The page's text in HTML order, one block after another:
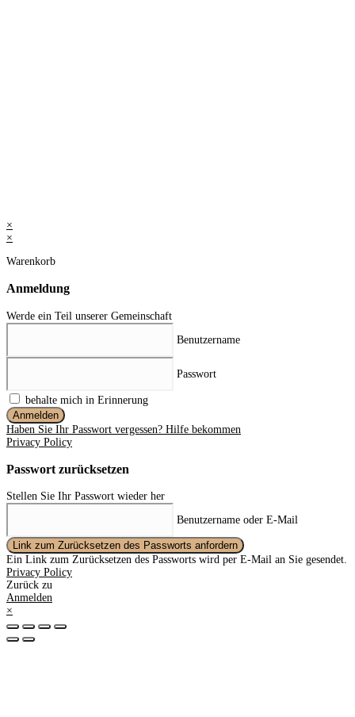
×
×
Warenkorb
Anmeldung
Werde ein Teil unserer Gemeinschaft
Benutzername
Passwort
behalte mich in Erinnerung
Anmelden
Haben Sie Ihr Passwort vergessen? Hilfe bekommen
Privacy Policy
Passwort zurücksetzen
Stellen Sie Ihr Passwort wieder her
Benutzername oder E-Mail
Link zum Zurücksetzen des Passworts anfordern
Ein Link zum Zurücksetzen des Passworts wird per E-Mail an Sie gesendet.
Privacy Policy
Zurück zu
Anmelden
×